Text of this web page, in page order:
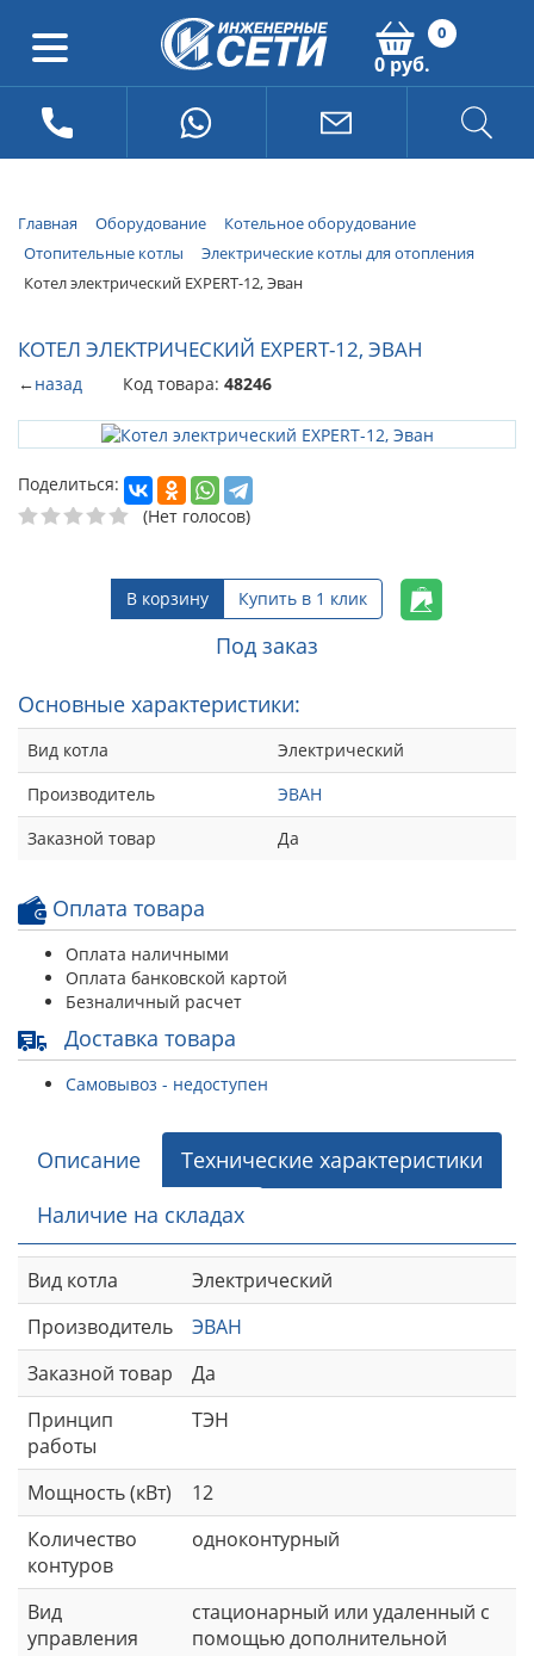
0
0 руб.
Главная Оборудование
Котельное оборудование
Отопительные котлы
Электрические котлы для отопления
Котел электрический EXPERT-12, Эван
КОТЕЛ ЭЛЕКТРИЧЕСКИЙ EXPERT-12, ЭВАН
←назад Код товара: 48246
Поделиться:
(Нет голосов)
В корзину Купить в 1 клик
Под заказ
Основные характеристики:
Вид котла
Электрический
Производитель
ЭВАН
Заказной товар
Да
Оплата товара
Оплата наличными
Оплата банковской картой
Безналичный расчет
Доставка товара
Самовывоз - недоступен
Описание
Технические характеристики
Наличие на складах
Вид котла
Электрический
Производитель
ЭВАН
Заказной товар
Да
Принцип
работы
ТЭН
Мощность (кВт)
12
Количество
контуров
одноконтурный
Вид
управления
стационарный или удаленный с
помощью дополнительной